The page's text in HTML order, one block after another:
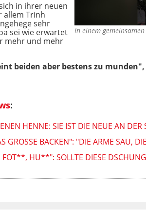
In einem
in ihrer neuen
allem Trinh
sehr
sei wie erwartet
mehr und mehr
beiden aber bestens zu
:
HENNE: SIE IST DIE NEUE AN DER
GROSSE BACKEN": "DIE ARME SAU,
HU**": SOLLTE DIESE